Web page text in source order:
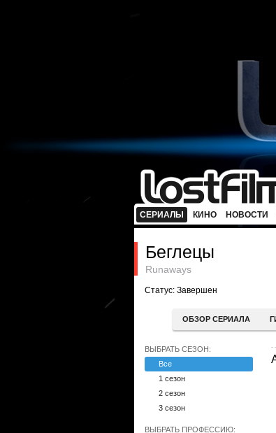
СЕРИАЛЫ КИНО НОВОСТИ
Беглецы
Runaways
Статус: Завершен
ОБЗОР СЕРИАЛА
ВЫБРАТЬ СЕЗОН:
Все
1 сезон
2 сезон
3 сезон
ВЫБРАТЬ ПРОФЕССИЮ: